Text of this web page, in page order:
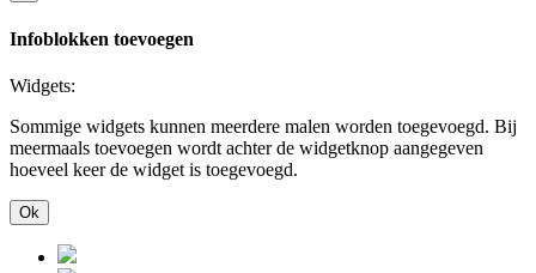
Infoblokken toevoegen
Widgets:
Sommige widgets kunnen meerdere malen worden toegevoegd. Bij
meermaals toevoegen wordt achter de widgetknop aangegeven
hoeveel keer de widget is toegevoegd.
Ok